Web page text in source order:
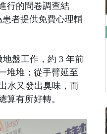
行的問卷調查結
者提供免費心理輔
盤工作，約 3 年前
堆堆；從手臂延至
水又發出臭味，而
算有所好轉。